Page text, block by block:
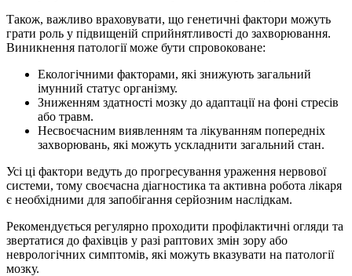
Також, важливо враховувати, що генетичні фактори можуть
грати роль у підвищеній сприйнятливості до захворювання.
Виникнення патології може бути спровоковане:
Екологічними факторами, які знижують загальний
імунний статус організму.
Зниженням здатності мозку до адаптації на фоні стресів
або травм.
Несвоєчасним виявленням та лікуванням попередніх
захворювань, які можуть ускладнити загальний стан.
Усі ці фактори ведуть до прогресування ураження нервової
системи, тому своєчасна діагностика та активна робота лікаря
є необхідними для запобігання серйозним наслідкам.
Рекомендується регулярно проходити профілактичні огляди та
звертатися до фахівців у разі раптових змін зору або
неврологічних симптомів, які можуть вказувати на патології
мозку.